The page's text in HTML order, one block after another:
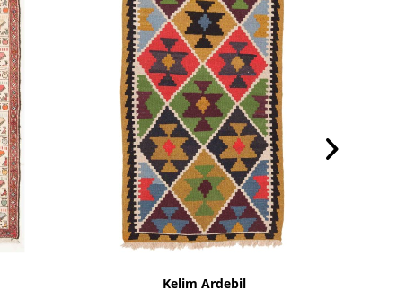
Kelim Ardebil